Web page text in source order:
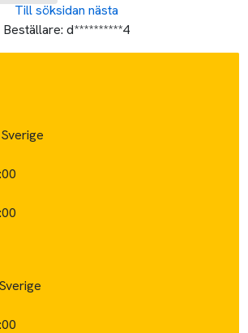
Till söksidan nästa
Beställare: d**********4